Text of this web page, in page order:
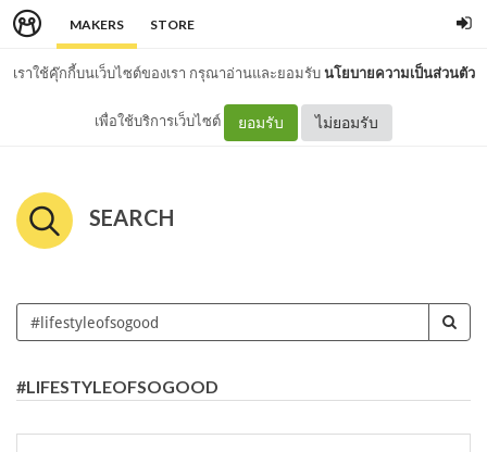
MAKERS STORE
เราใช้คุ๊กกี้บนเว็บไซต์ของเรา กรุณาอ่านและยอมรับนโยบายความเป็นส่วนตัว
เพื่อใช้บริการเว็บไซต์ ยอมรับ ไม่ยอมรับ
SEARCH
#LIFESTYLEOFSOGOOD